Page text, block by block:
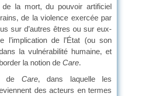
de la mort, du pouvoir artificiel
de la violence exercée par
sur d’autres êtres ou sur eux-
l’implication de l’État (ou son
la vulnérabilité humaine, et
la notion de Care.
de Care, dans laquelle les
des acteurs en termes